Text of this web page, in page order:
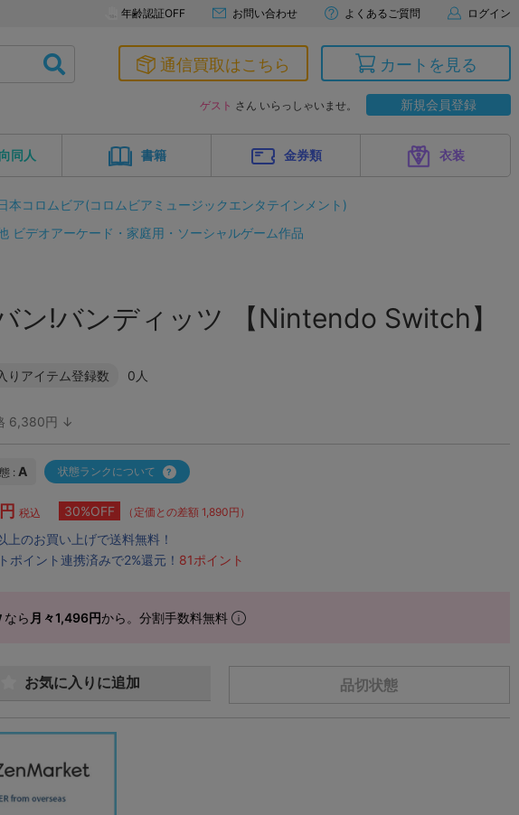
年齢認証OFF お問い合わせ よくあるご質問 ログイン
通信買取はこちら カートを見る
ゲスト さん いらっしゃいませ。 新規会員登録
同人 書籍 金券類 衣装
本コロムビア(コロムビアミュージックエンタテインメント)
ビデオアーケード・家庭用・ソーシャルゲーム作品
ン!バンディッツ 【Nintendo Switch】
りアイテム登録数 0人
6,380円 ↓
: A 状態ランクについて
円 税込 30%OFF （定価との差額 1,890円）
上のお買い上げで送料無料！
ポイント連携済みで2%還元！ 81ポイント
なら 月々1,496円から。分割手数料無料
品切状態
お気に入りに追加